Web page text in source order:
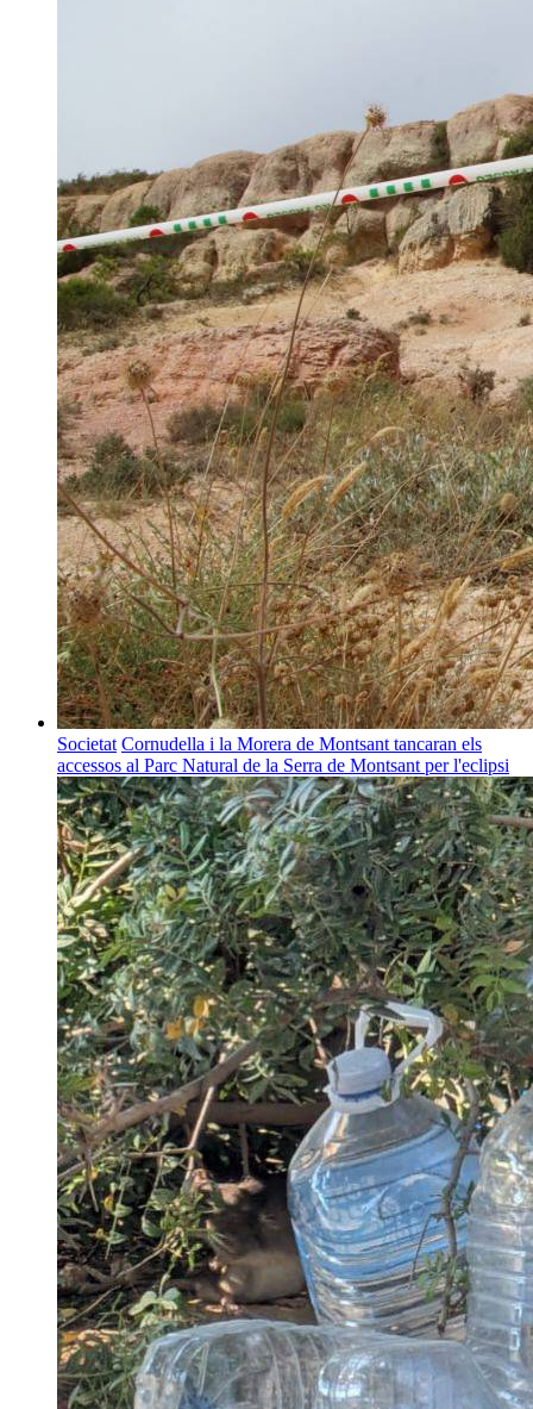
Societat Cornudella i la Morera de Montsant tancaran els
accessos al Parc Natural de la Serra de Montsant per l'eclipsi